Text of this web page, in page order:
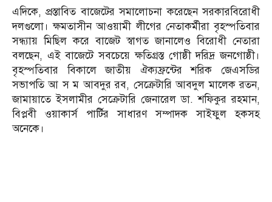
এদিকে, প্রস্তাবিত বাজেটের সমালোচনা করেছেন সরকারবিরোধী
দলগুলো। ক্ষমতাসীন আওয়ামী লীগের নেতাকর্মীরা বৃহস্পতিবার
সন্ধ্যায় মিছিল করে বাজেট স্বাগত জানালেও বিরোধী নেতারা
বলছেন, এই বাজেটে সবচেয়ে ক্ষতিগ্রস্ত গোষ্ঠী দরিদ্র জনগোষ্ঠী।
বৃহস্পতিবার বিকালে জাতীয় ঐক্যফ্রন্টের শরিক জেএসডির
সভাপতি আ স ম আবদুর রব, সেক্রেটারি আবদুল মালেক রতন,
জামায়াতে ইসলামীর সেক্রেটারি জেনারেল ডা. শফিকুর রহমান,
বিপ্লবী ওয়াকার্স পার্টির সাধারণ সম্পাদক সাইফুল হকসহ
অনেকে।